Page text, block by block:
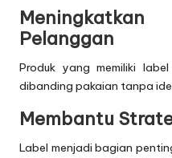
Pelanggan
Produk yang memiliki
dibanding pakaian tanpa
Membantu
Label menjadi bagian